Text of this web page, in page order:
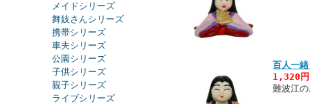
メイドシリーズ
舞妓さんシリーズ
携帯シリーズ
車夫シリーズ
公園シリーズ
子供シリーズ
親子シリーズ
ライブシリーズ
百人一
1,320
難波江